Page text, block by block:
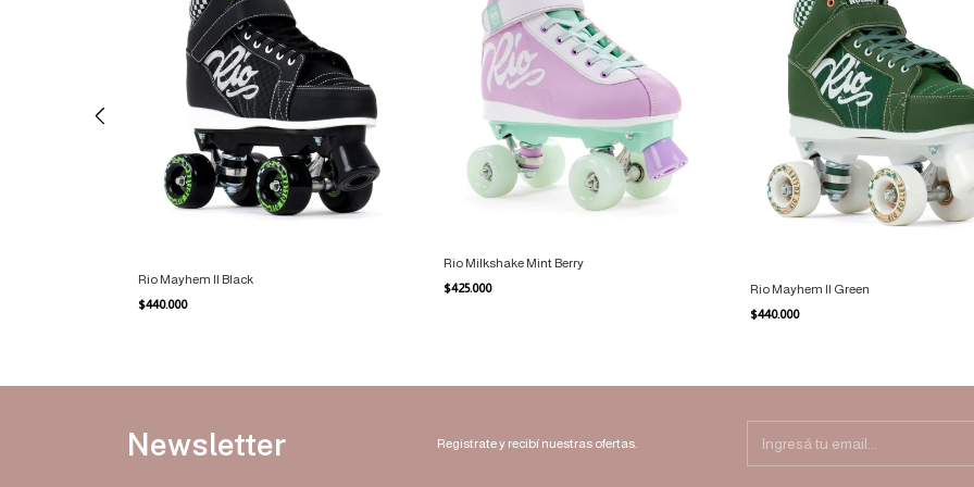
Rio Mayhem II Black
$440.000
Rio Milkshake Mint Berry
$425.000
Rio Mayhem II Green
$440.000
Newsletter Registrate y recibí nuestras ofertas.